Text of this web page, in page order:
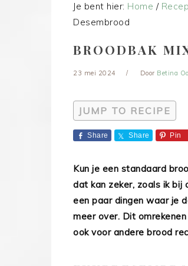
Je bent hier: Home /
Desembrood
BROODBAK
23 mei 2024 Door Betina
JUMP TO RECIPE
Share Share Pin
Kun je een standaard
dat kan zeker, zoals ik bij
een paar dingen waar je
meer over. Dit
ook voor andere brood